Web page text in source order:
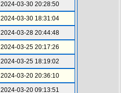
2024-03-30 20:28:50
2024-03-30 18:31:04
2024-03-28 20:44:48
2024-03-25 20:17:26
2024-03-25 18:19:02
2024-03-20 20:36:10
2024-03-20 09:13:51